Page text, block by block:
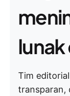
Tim
transparan,